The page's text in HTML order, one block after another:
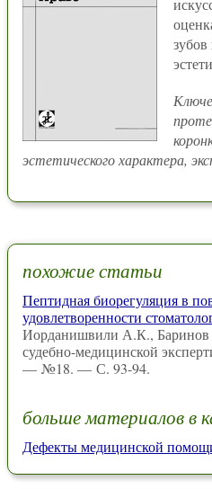
эстетического характера,
похожие статьи
Пептидная биорегуляция в
удовлетворенности
Иорданишвили А.К.,
судебно-медицинской
— №18. — С. 93-94.
больше материалов в
Дефекты медицинской